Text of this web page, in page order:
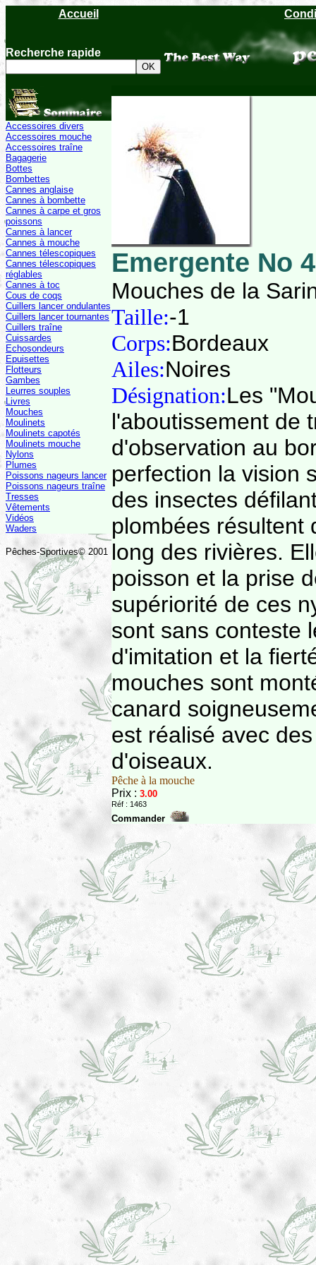
Accueil
Recherche rapide
Accessoires divers
Accessoires mouche
Accessoires traîne
Bagagerie
Bottes
Bombettes
Cannes anglaise
Cannes à bombette
Cannes à carpe et gros
poissons
Cannes à lancer
Cannes à mouche
Cannes télescopiques
Cannes télescopiques
réglables
Cannes à toc
Cous de coqs
Cuillers lancer ondulantes
Cuillers lancer tournantes
Cuillers traîne
Cuissardes
Echosondeurs
Epuisettes
Flotteurs
Gambes
Leurres souples
Livres
Mouches
Moulinets
Moulinets capotés
Moulinets mouche
Nylons
Plumes
Poissons nageurs lancer
Poissons nageurs traîne
Tresses
Vêtements
Vidéos
Waders
Pêches-Sportives© 2001
Emergente No
Mouches de la
Taille:-1
Corps:Bordeaux
Ailes:Noires
Désignation:Les
l'aboutissement de
d'observation au
perfection la vision
des insectes
plombées résultent
long des rivières.
poisson et la prise
supériorité de ces
sont sans conteste
d'imitation et la
mouches sont
canard
est réalisé avec
d'oiseaux.
Pêche à la mouche
Prix : 3.00
Réf : 1463
Commander